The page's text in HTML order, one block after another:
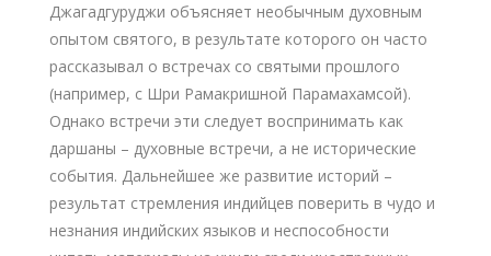
Джагадгуруджи объясняет необычным духовным
опытом святого, в результате которого он часто
рассказывал о встречах со святыми прошлого
(например, с Шри Рамакришной Парамахамсой).
Однако встречи эти следует воспринимать как
даршаны – духовные встречи, а не исторические
события. Дальнейшее же развитие историй –
результат стремления индийцев поверить в чудо и
незнания индийских языков и неспособности